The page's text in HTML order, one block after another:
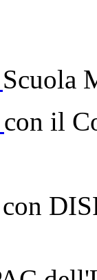
Scuola
con il
con